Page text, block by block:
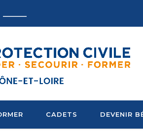
CADETS DEVENIR